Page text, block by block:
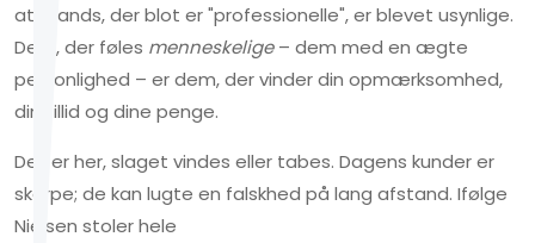
at brands, der blot er "professionelle", er blevet usynlige.
Dem, der føles menneskelige– dem med en ægte
personlighed – er dem, der vinder din opmærksomhed,
din tillid og dine penge.
Det er her, slaget vindes eller tabes. Dagens kunder er
skarpe; de kan lugte en falskhed på lang afstand. Ifølge
Nielsen stoler hele